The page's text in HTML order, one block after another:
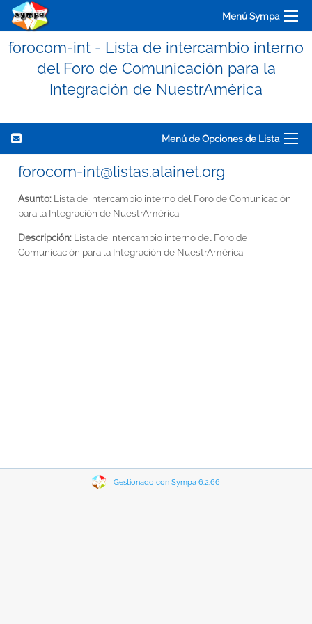
Menú Sympa
forocom-int - Lista de intercambio interno
del Foro de Comunicación para la
Integración de NuestrAmérica
Menú de Opciones de Lista
forocom-int@listas.alainet.org
Asunto: Lista de intercambio interno del Foro de Comunicación
para la Integración de NuestrAmérica
Descripción: Lista de intercambio interno del Foro de
Comunicación para la Integración de NuestrAmérica
Gestionado con Sympa 6.2.66